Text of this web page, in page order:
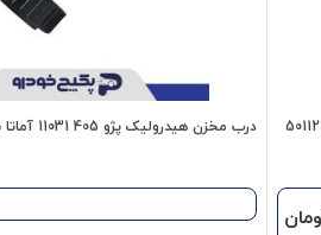
رابط فرمان ( یوک بلند ) شیت متال پراید 501121
درب مخزن هیدرولیک پژو 405 11031 آماتا صمد